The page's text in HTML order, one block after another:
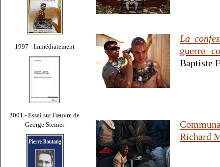
1997 - Immédiatement
2001 - Essai sur l'œuvre de
George Steiner
La
guerre
Baptiste
Richard